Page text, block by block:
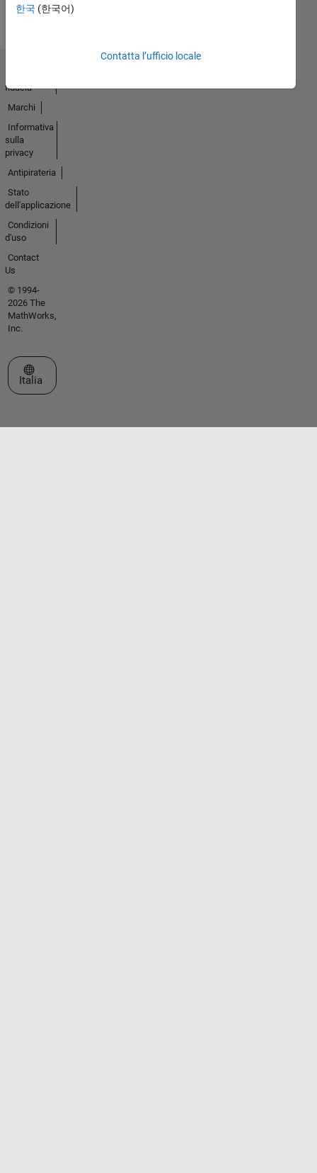
한국 (한국어)
Contatta l’ufficio locale
fiducia
Marchi
Informativa
sulla
privacy
Antipirateria
Stato
dell'applicazione
Condizioni
d'uso
Contact
Us
© 1994-
2026 The
MathWorks,
Inc.
Seleziona un sito web
Italia